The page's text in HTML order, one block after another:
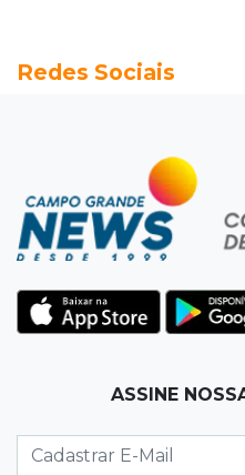
Pantaneiro que salvou
Operação Lívia
Discord é investigado
de menores após
MS chega a 25
número de produtores
Fraude eletrônica
três transferências
Redes Sociais
ASSINE